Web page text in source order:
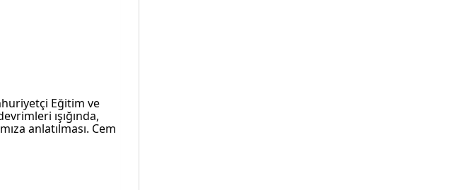
Eğitim ve
ışığında,
anlatılması. Cem